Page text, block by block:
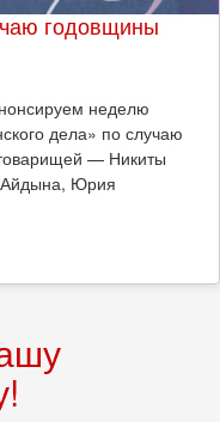
годовщины
неделю
дела» по случаю
— Никиты
Айдына, Юрия